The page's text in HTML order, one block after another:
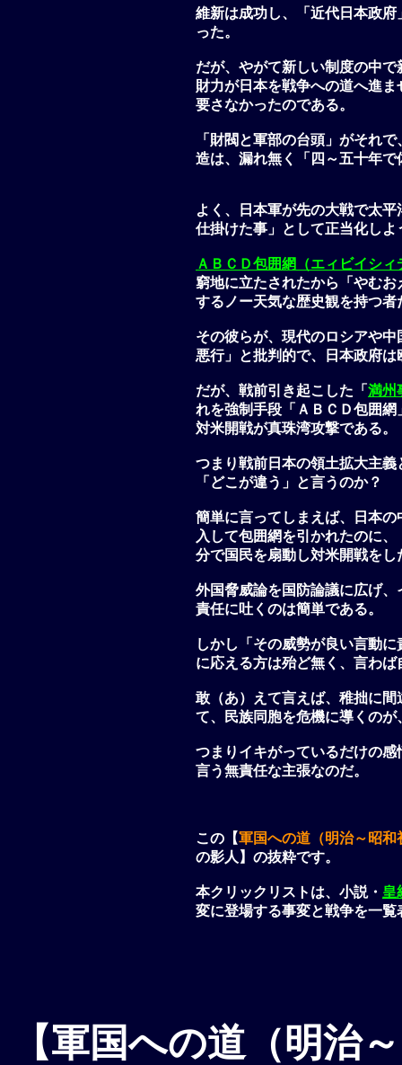
維新は成功し、「近代日本政府
った。
だが、やがて新しい制度の中
財力が日本を戦争への道へ進
要さなかったのである。
「財閥と軍部の台頭」がそれ
造は、漏れ無く「四～五十年
よく、日本軍が先の大戦で太
仕掛けた事」として正当化し
ＡＢＣＤ包囲網（エィビイシ
窮地に立たされたから「やむ
するノー天気な歴史観を持つ者
その彼らが、現代のロシアや
悪行」と批判的で、日本政府
だが、戦前引き起こした「 満州
れを強制手段「ＡＢＣＤ包囲
対米開戦が真珠湾攻撃である。
つまり戦前日本の領土拡大主
「どこが違う」と言うのか？
簡単に言ってしまえば、日本
入して包囲網を引かれたのに
分で国民を扇動し対米開戦をし
外国脅威論を国防論議に広げ
責任に吐くのは簡単である。
しかし「その威勢が良い言動
に応える方は殆ど無く、言わ
敢（あ）えて言えば、稚拙に
て、民族同胞を危機に導くの
つまりイキがっているだけの
言う無責任な主張なのだ。
この【軍国への道（明治～昭
の影人】の抜粋です。
本クリックリストは、小説・ 皇
変に登場する事変と戦争を一覧
【軍国への道（明治